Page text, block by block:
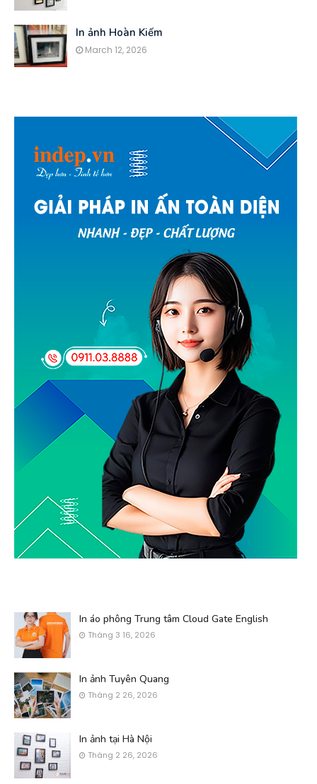
In ảnh Hoàn Kiếm
March 12, 2026
In áo phông Trung tâm Cloud Gate English
Tháng 3 16, 2026
In ảnh Tuyên Quang
Tháng 2 26, 2026
In ảnh tại Hà Nội
Tháng 2 26, 2026